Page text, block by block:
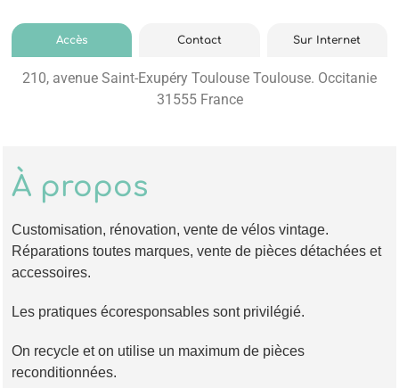
Accès
210, avenue Saint-Exupéry Toulouse Toulouse. Occitanie
31555 France
Contact Sur Internet
À propos
Customisation, rénovation, vente de vélos vintage.
Réparations toutes marques, vente de pièces détachées et
accessoires.
Les pratiques écoresponsables sont privilégié.
On recycle et on utilise un maximum de pièces
reconditionnées.